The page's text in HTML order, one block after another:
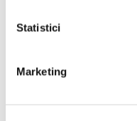
Statistici
Marketing